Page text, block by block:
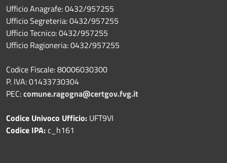
Ufficio Anagrafe: 0432/957255
Ufficio Segreteria: 0432/957255
Ufficio Tecnico: 0432/957255
Ufficio Ragioneria: 0432/957255
Codice Fiscale: 80006030300
P. IVA: 01433730304
PEC:comune.ragogna@certgov.fvg.it
Codice Univoco Ufficio: UFT9VI
Codice IPA:c_h161